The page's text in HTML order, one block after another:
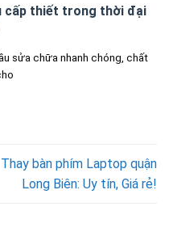
cấp thiết trong thời đại
sửa chữa nhanh chóng, chất
Thay bàn phím Laptop quận
Long Biên: Uy tín, Giá rẻ!